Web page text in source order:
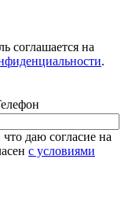
соглашается на
.
даю согласие на
с условиями